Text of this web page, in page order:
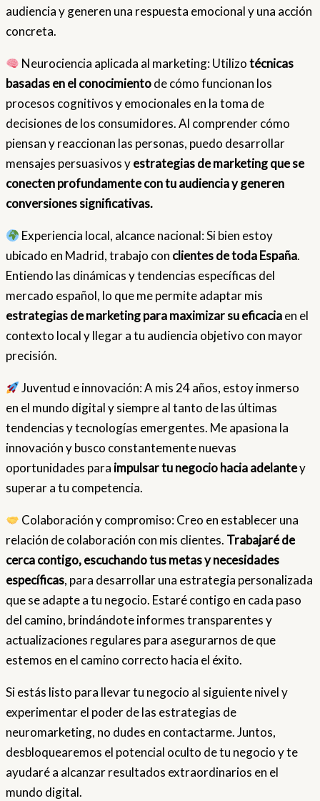
audiencia y generen una respuesta emocional y una acción
concreta.
Neurociencia aplicada al marketing: Utilizotécnicas
basadas en el conocimientode cómo funcionan los
procesos cognitivos y emocionales en la toma de
decisiones de los consumidores. Al comprender cómo
piensan y reaccionan las personas, puedo desarrollar
mensajes persuasivos yestrategias de marketing que se
conecten profundamente con tu audiencia y generen
conversiones significativas.
Experiencia local, alcance nacional: Si bien estoy
ubicado en Madrid, trabajo con clientes de toda España.
Entiendo las dinámicas y tendencias específicas del
mercado español, lo que me permite adaptar mis
estrategias de marketing para maximizar su eficaciaen el
contexto local y llegar a tu audiencia objetivo con mayor
precisión.
Juventud e innovación: A mis 24 años, estoy inmerso
en el mundo digital y siempre al tanto de las últimas
tendencias y tecnologías emergentes. Me apasiona la
innovación y busco constantemente nuevas
oportunidades para impulsar tu negocio hacia adelantey
superar a tu competencia.
Colaboración y compromiso: Creo en establecer una
relación de colaboración con mis clientes. Trabajaré de
cerca contigo, escuchando tus metas y necesidades
específicas, para desarrollar una estrategia personalizada
que se adapte a tu negocio. Estaré contigo en cada paso
del camino, brindándote informes transparentes y
actualizaciones regulares para asegurarnos de que
estemos en el camino correcto hacia el éxito.
Si estás listo para llevar tu negocio al siguiente nivel y
experimentar el poder de las estrategias de
neuromarketing, no dudes en contactarme. Juntos,
desbloquearemos el potencial oculto de tu negocio y te
ayudaré a alcanzar resultados extraordinarios en el
mundo digital.